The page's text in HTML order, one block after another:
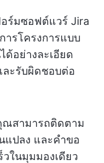
ร์มซอฟต์แวร์ Jira
รโครงการแบบ
ด้อย่างละเอียด
ะรับผิดชอบต่อ
ณสามารถติดตาม
แปลง และคำขอ
วในมุมมองเดียว